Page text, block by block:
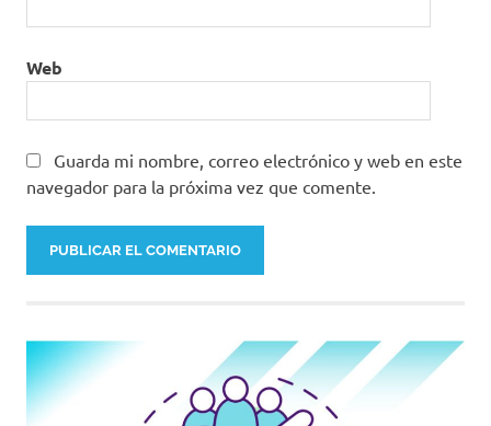
Web
Guarda mi nombre, correo electrónico y web en este
navegador para la próxima vez que comente.